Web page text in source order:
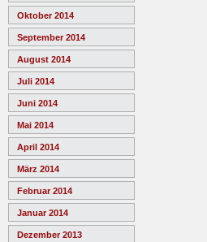
Oktober 2014
September 2014
August 2014
Juli 2014
Juni 2014
Mai 2014
April 2014
März 2014
Februar 2014
Januar 2014
Dezember 2013